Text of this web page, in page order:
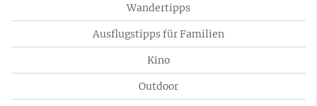
Wandertipps
Ausflugstipps für Familien
Kino
Outdoor